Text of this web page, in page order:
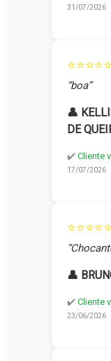
31/07/2026
⭐⭐⭐⭐⭐
“boa”
👤
DE
✔️ Cliente
17/07/2026
⭐⭐⭐⭐⭐
👤
✔️ Cliente
23/06/2026